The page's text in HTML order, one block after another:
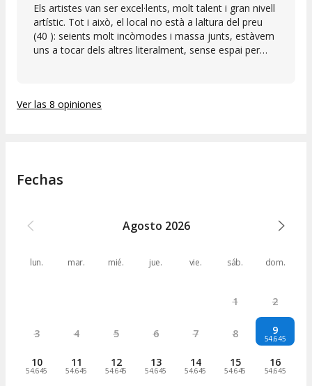
Els artistes van ser excel·lents, molt talent i gran nivell
artístic. Tot i això, el local no està a laltura del preu
(40 ): seients molt incòmodes i massa junts, estàvem
uns a tocar dels altres literalment, sense espai per
que pot molestar durant lespectacle. Una llàstima,
Ver las 8 opiniones
Fechas
Agosto 2026
lun. mar. mié. jue. vie. sáb. dom.
1 2
3 4 5 6 7 8 9
54.645
10
54.645
11
54.645
12
54.645
13
54.645
14
54.645
15
54.645
16
54.645